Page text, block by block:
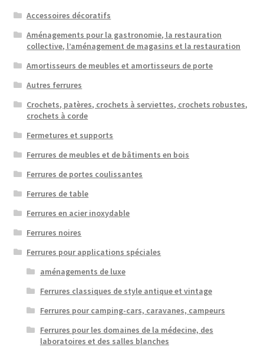
Accessoires décoratifs
Aménagements pour la gastronomie, la restauration
collective, l’aménagement de magasins et la restauration
Amortisseurs de meubles et amortisseurs de porte
Autres ferrures
Crochets, patères, crochets à serviettes, crochets robustes,
crochets à corde
Fermetures et supports
Ferrures de meubles et de bâtiments en bois
Ferrures de portes coulissantes
Ferrures de table
Ferrures en acier inoxydable
Ferrures noires
Ferrures pour applications spéciales
aménagements de luxe
Ferrures classiques de style antique et vintage
Ferrures pour camping-cars, caravanes, campeurs
Ferrures pour les domaines de la médecine, des
laboratoires et des salles blanches